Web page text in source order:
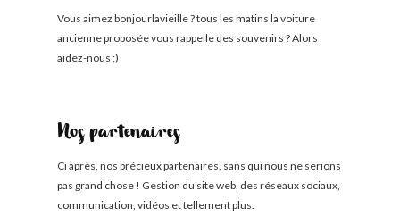
Vous aimez bonjourlavieille ? tous les matins la voiture
ancienne proposée vous rappelle des souvenirs ? Alors
aidez-nous ;)
Nos partenaires
Ci après, nos précieux partenaires, sans qui nous ne serions
pas grand chose ! Gestion du site web, des réseaux sociaux,
communication, vidéos et tellement plus.